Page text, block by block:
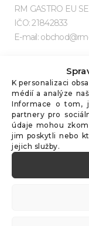
RM GASTRO EU SE
IČO: 21842833
E-mail:
Užitečné odkazy
Kariéra
Značka RM
Zásady zpracování
Všeobecné
K personalizaci
médií a analýze
Informace o tom,
partnery pro
údaje mohou
jim poskytli nebo
jejich služby.